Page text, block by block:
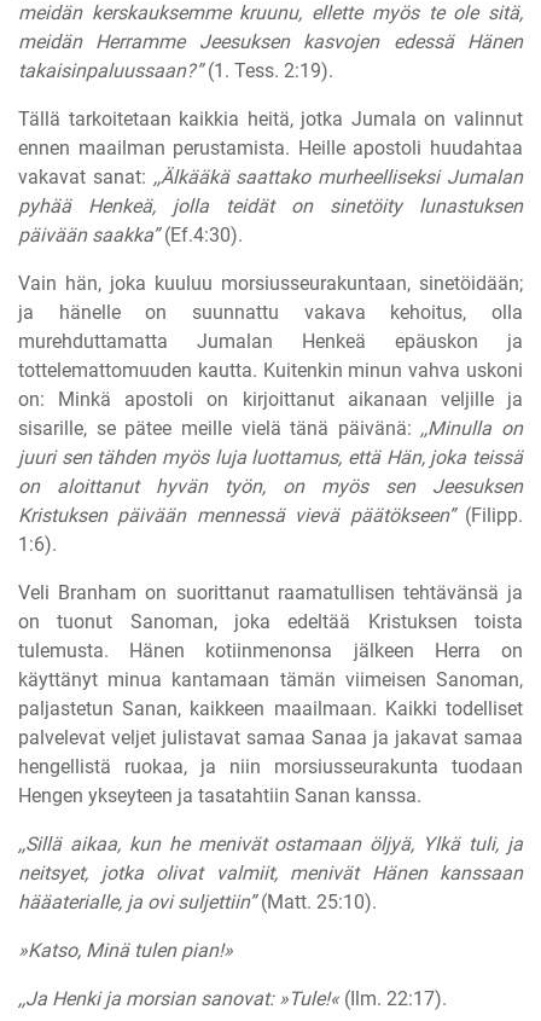
meidän kerskauksemme kruunu, ellette myös te ole sitä,
meidän Herramme Jeesuksen kasvojen edessä Hänen
takaisinpaluussaan?”(1. Tess. 2:19).
Tällä tarkoitetaan kaikkia heitä, jotka Jumala on valinnut
ennen maailman perustamista. Heille apostoli huudahtaa
vakavat sanat: ,,Älkääkä saattako murheelliseksi Jumalan
pyhää Henkeä, jolla teidät on sinetöity lunastuksen
päivään saakka”(Ef.4:30).
Vain hän, joka kuuluu morsiusseurakuntaan, sinetöidään;
ja hänelle on suunnattu vakava kehoitus, olla
murehduttamatta Jumalan Henkeä epäuskon ja
tottelemattomuuden kautta. Kuitenkin minun vahva uskoni
on: Minkä apostoli on kirjoittanut aikanaan veljille ja
sisarille, se pätee meille vielä tänä päivänä: ,,Minulla on
juuri sen tähden myös luja luottamus, että Hän, joka teissä
on aloittanut hyvän työn, on myös sen Jeesuksen
Kristuksen päivään mennessä vievä päätökseen” (Filipp.
1:6).
Veli Branham on suorittanut raamatullisen tehtävänsä ja
on tuonut Sanoman, joka edeltää Kristuksen toista
tulemusta. Hänen kotiinmenonsa jälkeen Herra on
käyttänyt minua kantamaan tämän viimeisen Sanoman,
paljastetun Sanan, kaikkeen maailmaan. Kaikki todelliset
palvelevat veljet julistavat samaa Sanaa ja jakavat samaa
hengellistä ruokaa, ja niin morsiusseurakunta tuodaan
Hengen ykseyteen ja tasatahtiin Sanan kanssa.
,,Sillä aikaa, kun he menivät ostamaan öljyä, Ylkä tuli, ja
neitsyet, jotka olivat valmiit, menivät Hänen kanssaan
hääaterialle, ja ovi suljettiin”(Matt. 25:10).
»Katso, Minä tulen pian!»
,,Ja Henki ja morsian sanovat: »Tule!« (Ilm. 22:17).